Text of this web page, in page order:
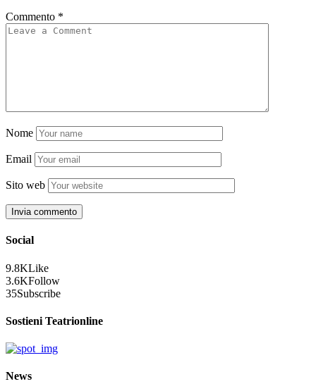
Commento *
Nome
Email
Sito web
Social
9.8KLike
3.6KFollow
35Subscribe
Sostieni Teatrionline
News